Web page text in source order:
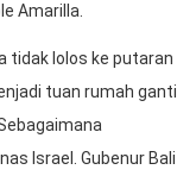
Amarilla.
tidak lolos ke putaran
tuan rumah ganti
Israel. Gubenur Bali